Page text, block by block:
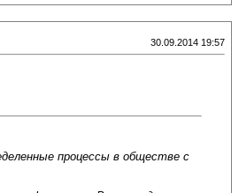
30.09.2014 19:57
процессы в обществе с